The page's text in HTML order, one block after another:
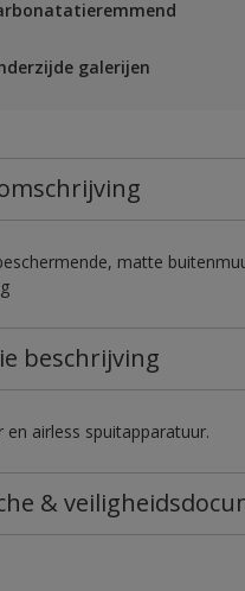
galerijen
matte
beschrijving
en airless spuitapparatuur.
&